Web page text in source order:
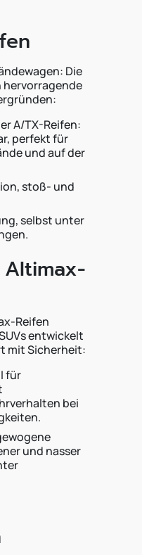
Die
hervorragende
A/TX-Reifen:
perfekt für
und auf der
stoß- und
selbst unter
Altimax-
Reifen
entwickelt
mit Sicherheit:
für
bei
und nasser